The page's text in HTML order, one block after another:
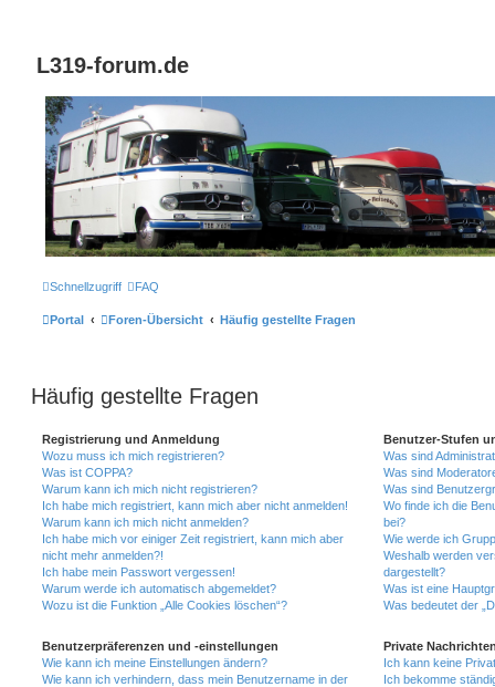
L319-forum.de
Schnellzugriff FAQ
Portal Foren-Übersicht Häufig gestellte Fragen
Häufig gestellte Fragen
Registrierung und Anmeldung
Wozu muss ich mich registrieren?
Was ist COPPA?
Warum kann ich mich nicht registrieren?
Ich habe mich registriert, kann mich aber nicht anmelden!
Warum kann ich mich nicht anmelden?
Ich habe mich vor einiger Zeit registriert, kann mich aber
nicht mehr anmelden?!
Ich habe mein Passwort vergessen!
Warum werde ich automatisch abgemeldet?
Wozu ist die Funktion „Alle Cookies löschen“?
Benutzerpräferenzen und -einstellungen
Wie kann ich meine Einstellungen ändern?
Wie kann ich verhindern, dass mein Benutzername in der
Benutzer-Stufen
Was sind
Was sind
Was sind
Wo finde ich die
bei?
Wie werde ich
Weshalb werden
dargestellt?
Was ist eine
Was bedeutet der
Private
Ich kann keine
Ich bekomme